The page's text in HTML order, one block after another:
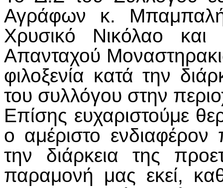
Αγράφων κ.
Χρυσικό Νικόλαο
Απανταχού
φιλοξενία κατά την
του συλλόγου στην
Επίσης ευχαριστούμε
ο αμέριστο
την διάρκεια της
παραμονή μας εκεί,